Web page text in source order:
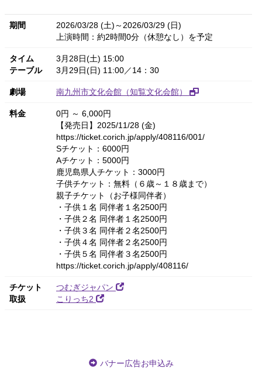
期間
2026/03/28 (土)～2026/03/29 (日)
上演時間：約2時間0分（休憩なし）を予定
タイム
テーブル
3月28日(土) 15:00
3月29日(日) 11:00／14：30
劇場 南九州市文化会館（知覧文化会館）
料金
0円 ～ 6,000円
【発売日】2025/11/28 (金)
https://ticket.corich.jp/apply/408116/001/
Sチケット：6000円
Aチケット：5000円
鹿児島県人チケット：3000円
子供チケット：無料（６歳～１８歳まで）
親子チケット（お子様同伴者）
・子供１名 同伴者１名2500円
・子供２名 同伴者１名2500円
・子供３名 同伴者２名2500円
・子供４名 同伴者２名2500円
・子供５名 同伴者３名2500円
https://ticket.corich.jp/apply/408116/
チケット
取扱
つむぎジャパン
こりっち2
バナー広告お申込み